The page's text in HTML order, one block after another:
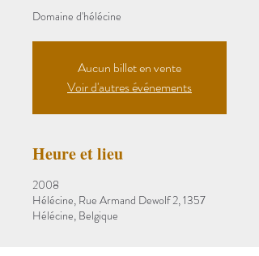
Domaine d'hélécine
Aucun billet en vente
Voir d'autres événements
Heure et lieu
2008
Hélécine, Rue Armand Dewolf 2, 1357
Hélécine, Belgique